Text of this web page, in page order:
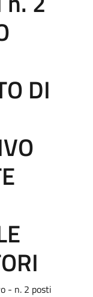
DI
- n. 2 posti